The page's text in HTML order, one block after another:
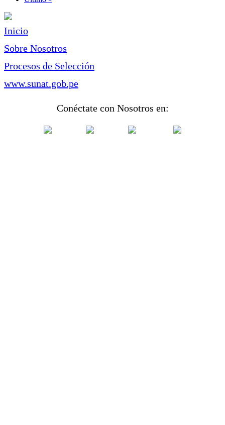
Inicio
Sobre Nosotros
Procesos de Selección
www.sunat.gob.pe
Conéctate con Nosotros en: